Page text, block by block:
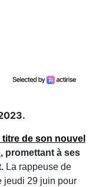
titre de son nouvel
, promettant à ses
La rappeuse de
jeudi 29 juin pour